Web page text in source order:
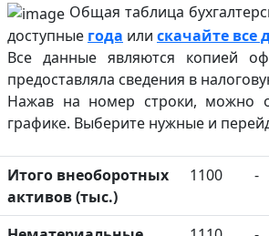
Общая таблица
доступные года или скачайте все
Все данные являются копией
предоставляла сведения в
Нажав на номер строки, можно
графике. Выберите нужные и
Итого внеоборотных
активов (тыс.)
1100 -